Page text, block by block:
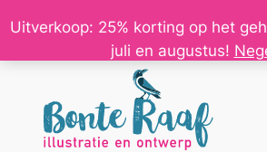
Uitverkoop: 25% korting op het
juli en augustus!
Ga
de